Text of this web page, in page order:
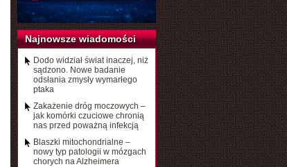
Najnowsze wiadomości
Dodo widział świat inaczej, niż
sądzono. Nowe badanie
odsłania zmysły wymarłego
ptaka
Zakażenie dróg moczowych –
jak komórki czuciowe chronią
nas przed poważną infekcją
Blaszki mitochondrialne –
nowy typ patologii w mózgach
chorych na Alzheimera